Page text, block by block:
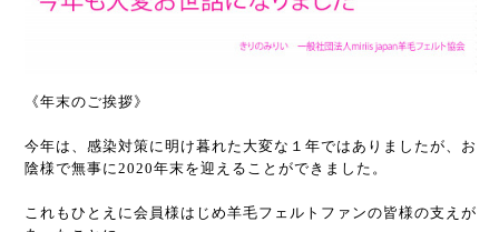
《年末のご挨拶》
今年は、感染対策に明け暮れた大変な１年ではありましたが、お
陰様で無事に2020年末を迎えることができました。
これもひとえに会員様はじめ羊毛フェルトファンの皆様の支えが